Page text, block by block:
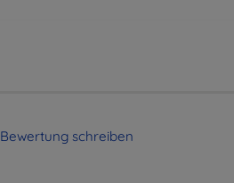
Bewertung schreiben